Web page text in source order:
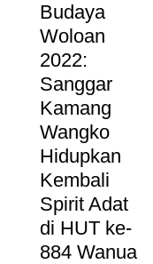
Budaya
Woloan
2022:
Sanggar
Kamang
Wangko
Hidupkan
Kembali
Spirit Adat
di HUT ke-
884 Wanua